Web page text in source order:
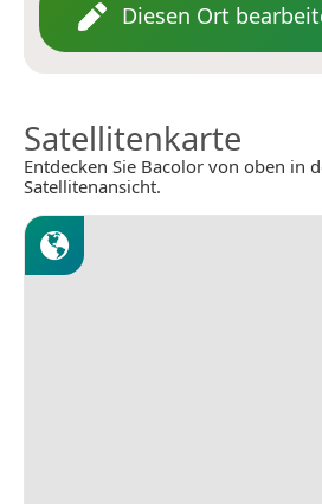
Diesen Ort
Satellitenkarte
Entdecken Sie Bacolor von oben in
Satellitenansicht.